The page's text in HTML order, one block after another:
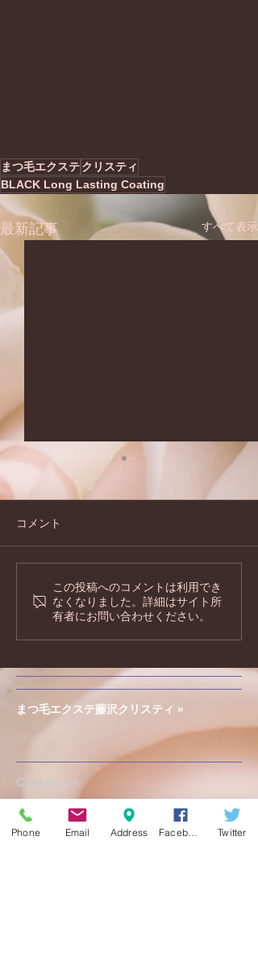
まつ毛エクステクリスティ
BLACK Long Lasting Coating
最新記事 すべて表示
夏のキャンペーンのお知
らせです♪
コメント
この投稿へのコメントは利用でき
なくなりました。詳細はサイト所
有者にお問い合わせください。
まつ毛エクステ藤沢クリスティ »
​​​Contact Us
セレブのための美容サロン
Christie
神奈川県藤沢市鵠沼石上1-2-5-40B
Phone Email Address Twitter